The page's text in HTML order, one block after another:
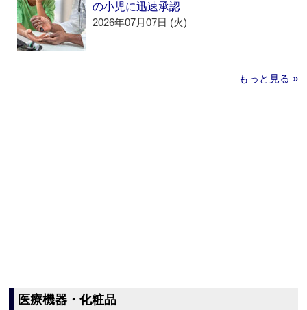
の小児に迅速承認
2026年07月07日 (火)
もっと見る »
医療機器・化粧品